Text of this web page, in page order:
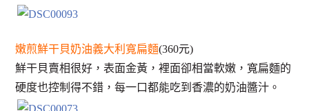
嫩煎鮮干貝奶油義大利寬扁麵(360元)
鮮干貝賣相很好，表面金黃，裡面卻相當軟嫩，寬扁麵的
硬度也控制得不錯，每一口都能吃到香濃的奶油醬汁。